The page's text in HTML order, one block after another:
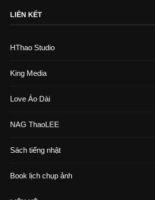
LIÊN KẾT
HThao Studio
King Media
Love Áo Dài
NAG ThaoLEE
Sách tiếng nhật
Book lịch chụp ảnh